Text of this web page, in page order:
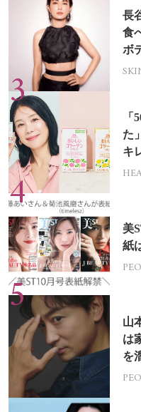
長
食
ボ
た
キ
美
紙
山
は
を